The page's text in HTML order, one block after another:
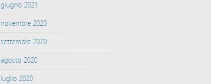
giugno 2021
novembre 2020
settembre 2020
agosto 2020
luglio 2020